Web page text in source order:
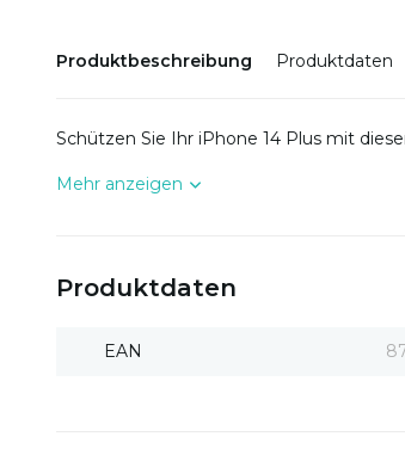
Produktbeschreibung Produktdaten
Schützen Sie Ihr iPhone 14 Plus mit
Mehr anzeigen
Produktdaten
EAN